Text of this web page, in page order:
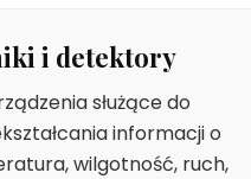
i detektory
służące do
informacji o
wilgotność, ruch,